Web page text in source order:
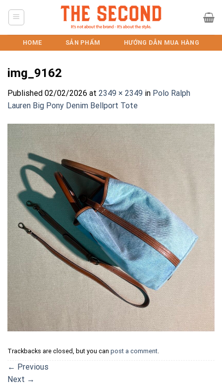
HOME SẢN PHẨM HƯỚNG DẪN MUA HÀNG
img_9162
Published 02/02/2026 at 2349 × 2349 in Polo Ralph
Lauren Big Pony Denim Bellport Tote
Trackbacks are closed, but you can post a comment.
← Previous
Next →